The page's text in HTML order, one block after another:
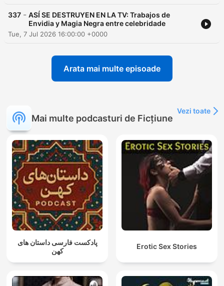
337 - ASÍ SE DESTRUYEN EN LA TV: Trabajos de
Envidia y Magia Negra entre celebridade
Tue, 7 Jul 2026 16:00:00 +0000
Arata mai multe episoade
Mai multe podcasturi de Ficțiune
Vezi toate
پادکست فارسی داستان های
کهن
Erotic Sex Stories